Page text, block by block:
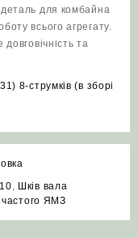
для комбайна
всього агрегату.
та
8-струмків (в зборі
, Шків вала
ЯМЗ